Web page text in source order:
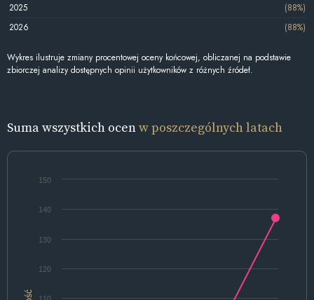
2025
(88%)
2026
(88%)
Wykres ilustruje zmiany procentowej oceny końcowej, obliczanej na podstawie
zbiorczej analizy dostępnych opinii użytkowników z różnych źródeł.
Suma wszystkich ocenw poszczególnych latach
120
130
140
150